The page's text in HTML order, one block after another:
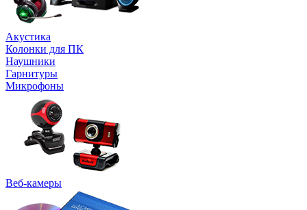
Акустика
Колонки для ПК
Наушники
Гарнитуры
Микрофоны
Веб-камеры